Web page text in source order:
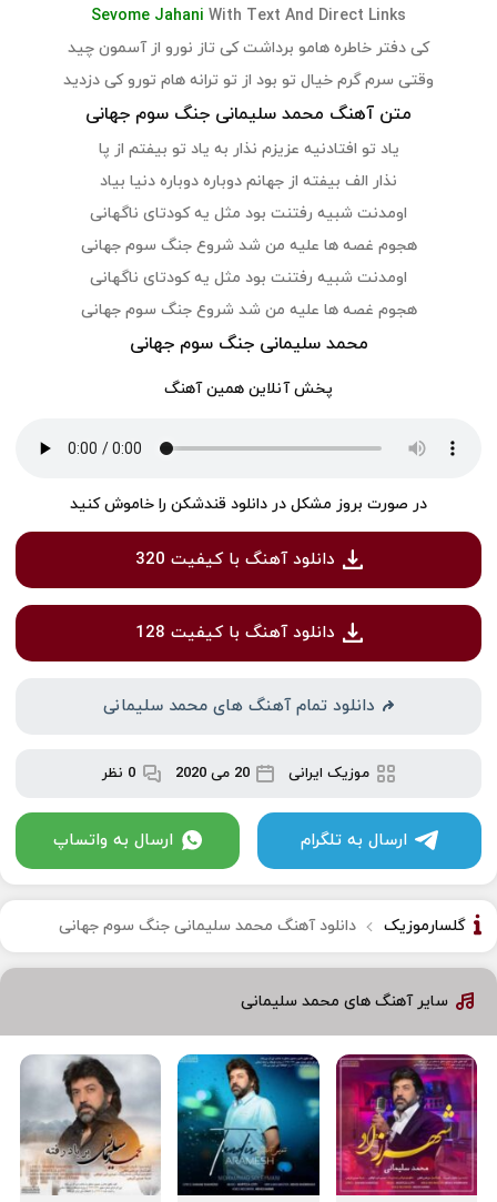
Sevome Jahani With Text And Direct Links
کی دفتر خاطره هامو برداشت کی تاز نورو از آسمون چید
وقتی سرم گرم خیال تو بود از تو ترانه هام تورو کی دزدید
متن آهنگ محمد سلیمانی جنگ سوم جهانی
یاد تو افتادنیه عزیزم نذار به یاد تو بیفتم از پا
نذار الف بیفته از جهانم دوباره دوباره دنیا بیاد
اومدنت شبیه رفتنت بود مثل یه کودتای ناگهانی
هجوم غصه ها علیه من شد شروع جنگ سوم جهانی
اومدنت شبیه رفتنت بود مثل یه کودتای ناگهانی
هجوم غصه ها علیه من شد شروع جنگ سوم جهانی
محمد سلیمانی جنگ سوم جهانی
پخش آنلاین همین آهنگ
در صورت بروز مشکل در دانلود قندشکن را خاموش کنید
دانلود آهنگ با کیفیت 320
دانلود آهنگ با کیفیت 128
دانلود تمام آهنگ های محمد سلیمانی
موزیک ایرانی 20 می 2020 0 نظر
ارسال به تلگرام ارسال به واتساپ
گلسارموزیک دانلود آهنگ محمد سلیمانی جنگ سوم جهانی
سایر آهنگ های محمد سلیمانی